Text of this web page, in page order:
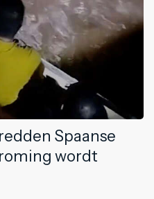
Spaanse
wordt